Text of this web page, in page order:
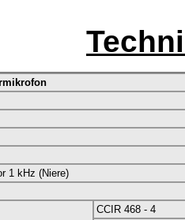
1 kHz (Niere)
CCIR 468 - 4